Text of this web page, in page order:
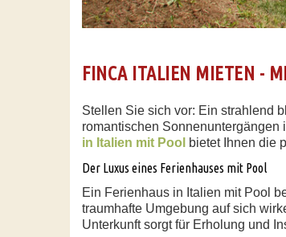
FINCA ITALIEN MIETEN -
Stellen Sie sich vor: Ein strahlend
romantischen
in Italien mit Pool
bietet Ihnen die
Der Luxus eines Ferienhauses mit Pool
Ein Ferienhaus in Italien mit Pool
traumhafte Umgebung auf sich
Unterkunft sorgt für Erholung und